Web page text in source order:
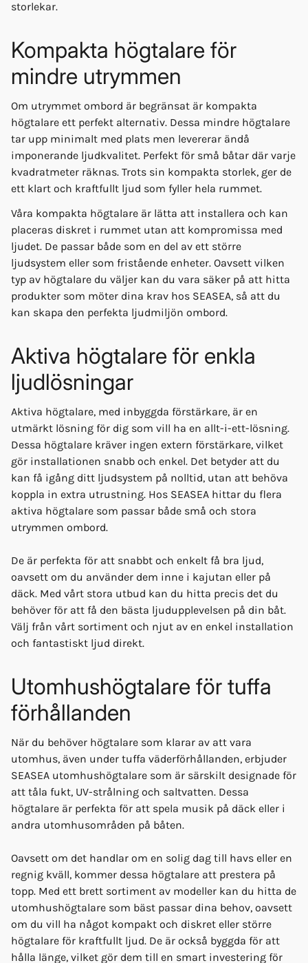
storlekar.
Kompakta högtalare för
mindre utrymmen
Om utrymmet ombord är begränsat är kompakta
högtalare ett perfekt alternativ. Dessa mindre högtalare
tar upp minimalt med plats men levererar ändå
imponerande ljudkvalitet. Perfekt för små båtar där varje
kvadratmeter räknas. Trots sin kompakta storlek, ger de
ett klart och kraftfullt ljud som fyller hela rummet.
Våra kompakta högtalare är lätta att installera och kan
placeras diskret i rummet utan att kompromissa med
ljudet. De passar både som en del av ett större
ljudsystem eller som fristående enheter. Oavsett vilken
typ av högtalare du väljer kan du vara säker på att hitta
produkter som möter dina krav hos SEASEA, så att du
kan skapa den perfekta ljudmiljön ombord.
Aktiva högtalare för enkla
ljudlösningar
Aktiva högtalare, med inbyggda förstärkare, är en
utmärkt lösning för dig som vill ha en allt-i-ett-lösning.
Dessa högtalare kräver ingen extern förstärkare, vilket
gör installationen snabb och enkel. Det betyder att du
kan få igång ditt ljudsystem på nolltid, utan att behöva
koppla in extra utrustning. Hos SEASEA hittar du flera
aktiva högtalare som passar både små och stora
utrymmen ombord.
De är perfekta för att snabbt och enkelt få bra ljud,
oavsett om du använder dem inne i kajutan eller på
däck. Med vårt stora utbud kan du hitta precis det du
behöver för att få den bästa ljudupplevelsen på din båt.
Välj från vårt sortiment och njut av en enkel installation
och fantastiskt ljud direkt.
Utomhushögtalare för tuffa
förhållanden
När du behöver högtalare som klarar av att vara
utomhus, även under tuffa väderförhållanden, erbjuder
SEASEA utomhushögtalare som är särskilt designade för
att tåla fukt, UV-strålning och saltvatten. Dessa
högtalare är perfekta för att spela musik på däck eller i
andra utomhusområden på båten.
Oavsett om det handlar om en solig dag till havs eller en
regnig kväll, kommer dessa högtalare att prestera på
topp. Med ett brett sortiment av modeller kan du hitta de
utomhushögtalare som bäst passar dina behov, oavsett
om du vill ha något kompakt och diskret eller större
högtalare för kraftfullt ljud. De är också byggda för att
hålla länge, vilket gör dem till en smart investering för